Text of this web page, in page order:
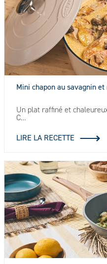
Mini chapon au savagnin
Un plat raffiné et
C…
LIRE LA RECETTE